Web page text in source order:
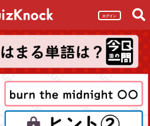
ログイン